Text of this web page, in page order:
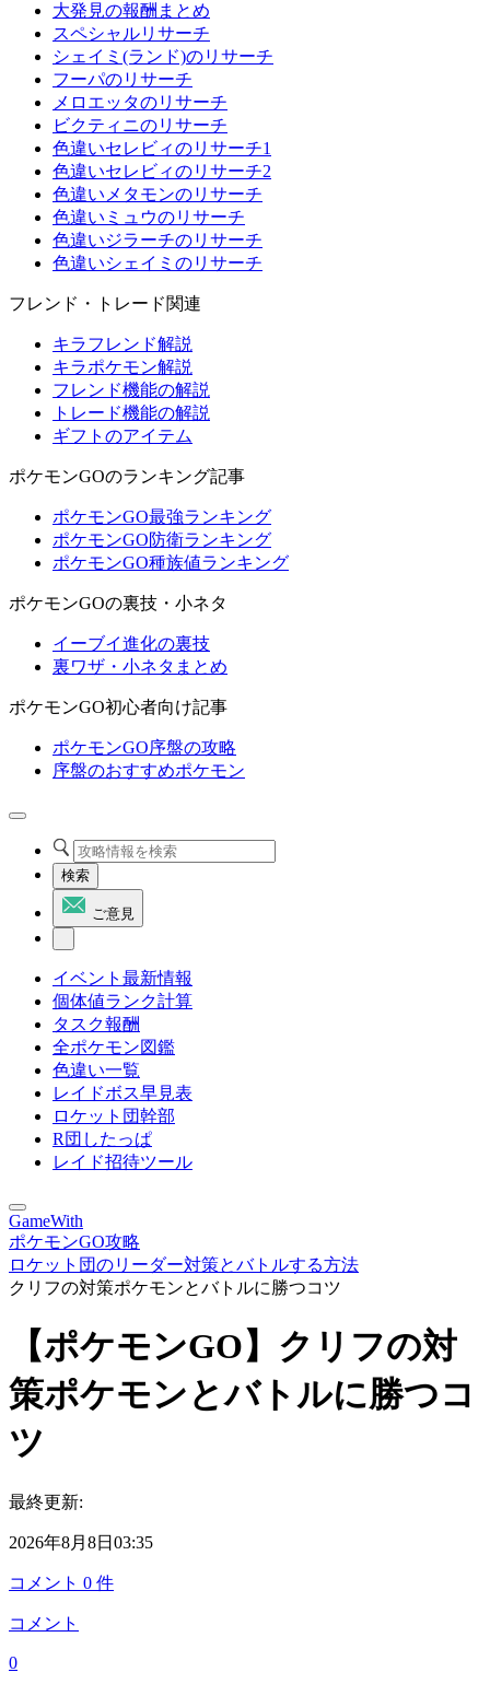
大発見の報酬まとめ
スペシャルリサーチ
シェイミ(ランド)のリサーチ
フーパのリサーチ
メロエッタのリサーチ
ビクティニのリサーチ
色違いセレビィのリサーチ1
色違いセレビィのリサーチ2
色違いメタモンのリサーチ
色違いミュウのリサーチ
色違いジラーチのリサーチ
色違いシェイミのリサーチ
フレンド・トレード関連
キラフレンド解説
キラポケモン解説
フレンド機能の解説
トレード機能の解説
ギフトのアイテム
ポケモンGOのランキング記事
ポケモンGO最強ランキング
ポケモンGO防衛ランキング
ポケモンGO種族値ランキング
ポケモンGOの裏技・小ネタ
イーブイ進化の裏技
裏ワザ・小ネタまとめ
ポケモンGO初心者向け記事
ポケモンGO序盤の攻略
序盤のおすすめポケモン
検索
ご意見
イベント最新情報
個体値ランク計算
タスク報酬
全ポケモン図鑑
色違い一覧
レイドボス早見表
ロケット団幹部
R団したっぱ
レイド招待ツール
GameWith
ポケモンGO攻略
ロケット団のリーダー対策とバトルする方法
クリフの対策ポケモンとバトルに勝つコツ
【ポケモンGO】クリフの対
策ポケモンとバトルに勝つコ
ツ
最終更新:
2026年8月8日03:35
コメント 0 件
コメント
0